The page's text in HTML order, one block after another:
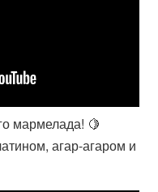
мармелада! 🍋
агар-агаром и